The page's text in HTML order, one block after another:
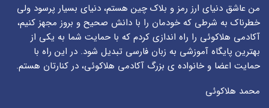
من عاشق دنیای ارز رمز و بلاک چین هستم، دنیای بسیار پرسود ولی
خطرناک به شرطی که خودمان را با دانش صحیح و بروز مجهز کنیم،
آکادمی هلاکوئی را راه اندازی کردم که با حمایت شما به یکی از
بهترین پایگاه آموزشی به زبان فارسی تبدیل شود. در این راه با
حمایت اعضا و خانواده ی بزرگ آکادمی هلاکوئی، در کنارتان هستم.
محمد هلاکوئی